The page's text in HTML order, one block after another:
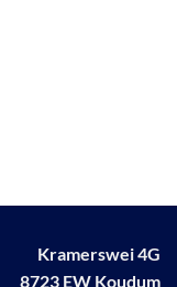
Kramerswei 4G
8723 EW Koudum